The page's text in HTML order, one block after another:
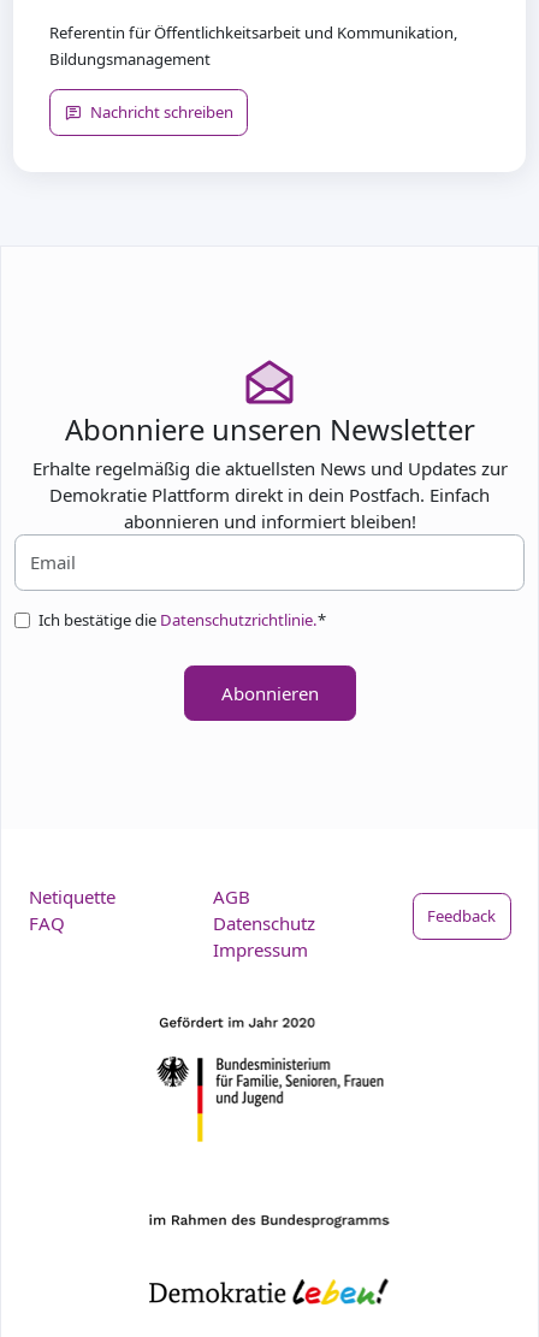
Referentin für Öffentlichkeitsarbeit und Kommunikation,
Bildungsmanagement
Nachricht schreiben
Abonniere unseren Newsletter
Erhalte regelmäßig die aktuellsten News und Updates zur
Demokratie Plattform direkt in dein Postfach. Einfach
abonnieren und informiert bleiben!
Ich bestätige die Datenschutzrichtlinie.*
Abonnieren
Netiquette
FAQ
AGB
Datenschutz
Impressum
Feedback